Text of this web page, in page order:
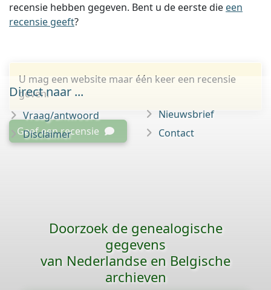
recensie hebben gegeven. Bent u de eerste die een
recensie geeft?
U mag een website maar één keer een recensie
geven.
Geef een recensie
Direct naar ...
Vraag/antwoord
Disclaimer
Nieuwsbrief
Contact
Doorzoek de genealogische
gegevens
van Nederlandse en Belgische
archieven